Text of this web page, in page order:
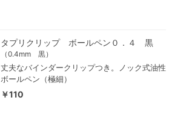
タプリクリップ ボールペン０．４ 黒
（0.4mm 黒）
丈夫なバインダークリップつき。ノック式油性
ボールペン（極細）
￥110